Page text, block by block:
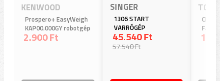
KENWOOD
Prospero+ EasyWeigh
KAP00.000GY robotgép
tartozék (KHC29 és
2.900 Ft
SINGER
1306 START
VARRÓGÉP
45.540 Ft
57.540 Ft
TCL